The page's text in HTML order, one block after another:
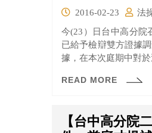
2016-02-23
法
今(23）日台中高分院
已給予檢辯雙方證據
據，在本次庭期中對
READ MORE
【台中高分院